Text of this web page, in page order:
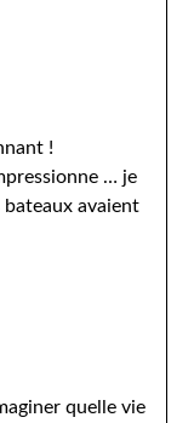
!
… je
avaient
quelle vie